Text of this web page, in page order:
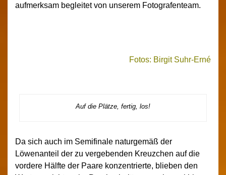
aufmerksam begleitet von unserem Fotografenteam.
Fotos: Birgit Suhr-Erné
Auf die Plätze, fertig, los!
Da sich auch im Semifinale naturgemäß der
Löwenanteil der zu vergebenden Kreuzchen auf die
vordere Hälfte der Paare konzentrierte, blieben den